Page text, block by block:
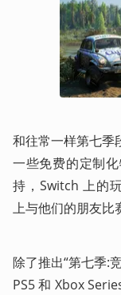
和往常一样第七季
一些免费的定制
持，Switch 上的
上与他们的朋友比
除了推出“第七季:
PS5 和 Xbox